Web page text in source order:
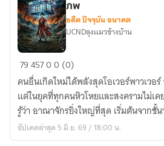
เกิด
อีก
ที
ต้อง
มี
มิ
ภพ
อดีต ปัจจุบัน อนาคต
UCNDลุง​แมวข้างบ้าน
7945700 (0)
คนอื่นเกิดใหม่ได้พลังสุดโอเวอร์พาวเวอ
แต่ในยุคที่ทุกคนหิวโหยและสงครามไม่เ
รู้ว่า อาณาจักรยิ่งใหญ่ที่สุด เริ่มต้นจากชั้น
อัปเดตล่าสุด 5 มิ.ย. 69 / 18:00 น.